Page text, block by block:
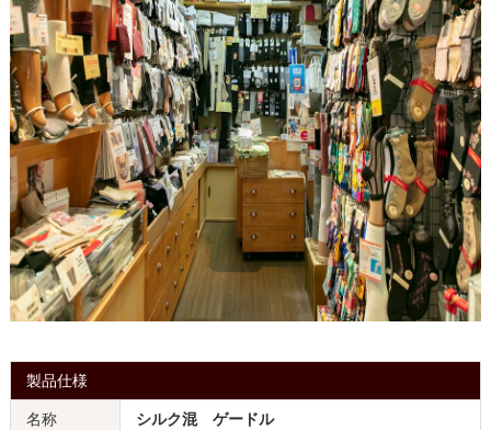
製品仕様
名称 シルク混 ゲードル